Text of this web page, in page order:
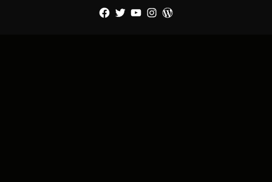
Facebook
TwitterYouTube
Instagram
WordPress